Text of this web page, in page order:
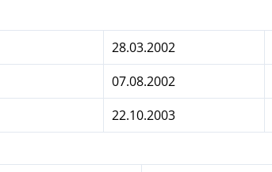
28.03.2002
07.08.2002
22.10.2003